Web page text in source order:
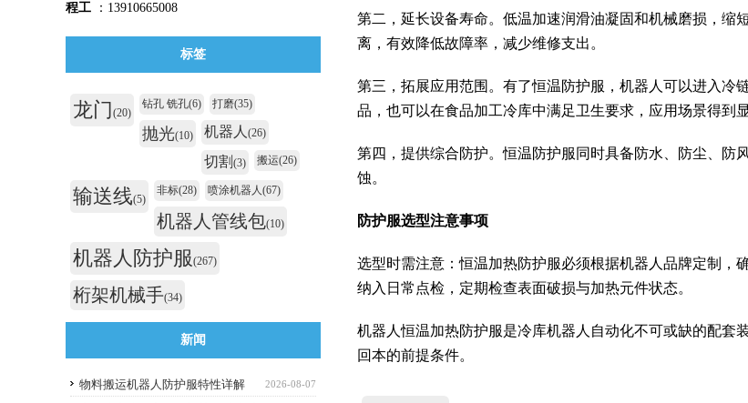
第二，延长设备寿命。低温加速润滑油凝固和机械磨损，缩
离，有效降低故障率，减少维修支出。
第三，拓展应用范围。有了恒温防护服，机器人可以进入冷
品，也可以在食品加工冷库中满足卫生要求，应用场景得到显
第四，提供综合防护。恒温防护服同时具备防水、防尘、防
蚀。
防护服选型注意事项
选型时需注意：恒温加热防护服必须根据机器人品牌定制，
纳入日常点检，定期检查表面破损与加热元件状态。
机器人恒温加热防护服是冷库机器人自动化不可或缺的配套
回本的前提条件。
程工 ：13910665008
标签
龙门(20)
钻孔 铣孔(6) 打磨(35)
抛光(10) 机器人 (26)
切割 (3) 搬运(26)
输送线(5)
非标(28) 喷涂机器人(67)
机器人管线包(10)
机器人防护服(267)
桁架机械手(34)
新闻
2026-08-07
物料搬运机器人防护服特性详解